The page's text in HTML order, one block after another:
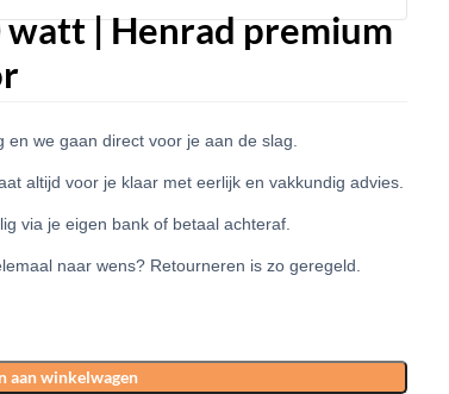
| Henrad premium
en we gaan direct voor je aan de slag.
altijd voor je klaar met eerlijk en vakkundig advies.
via je eigen bank of betaal achteraf.
naar wens? Retourneren is zo geregeld.
aan winkelwagen